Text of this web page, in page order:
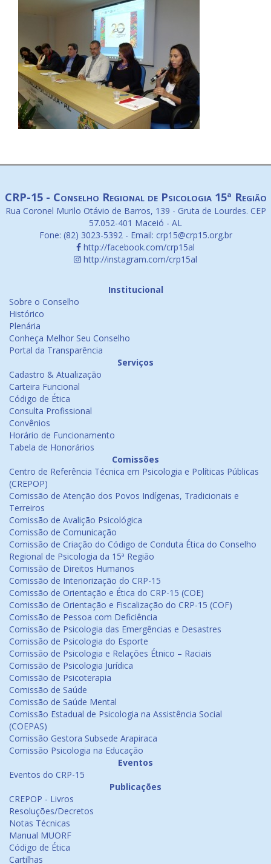
CRP-15 - Conselho Regional de Psicologia 15ª Região
Rua Coronel Murilo Otávio de Barros, 139 - Gruta de Lourdes. CEP
57.052-401 Maceió - AL
Fone: (82) 3023-5392 - Email: crp15@crp15.org.br
http://facebook.com/crp15al
http://instagram.com/crp15al
Institucional
Sobre o Conselho
Histórico
Plenária
Conheça Melhor Seu Conselho
Portal da Transparência
Serviços
Cadastro & Atualização
Carteira Funcional
Código de Ética
Consulta Profissional
Convênios
Horário de Funcionamento
Tabela de Honorários
Comissões
Centro de Referência Técnica em Psicologia e Políticas Públicas
(CREPOP)
Comissão de Atenção dos Povos Indígenas, Tradicionais e
Terreiros
Comissão de Avalição Psicológica
Comissão de Comunicação
Comissão de Criação do Código de Conduta Ética do Conselho
Regional de Psicologia da 15ª Região
Comissão de Direitos Humanos
Comissão de Interiorização do CRP-15
Comissão de Orientação e Ética do CRP-15 (COE)
Comissão de Orientação e Fiscalização do CRP-15 (COF)
Comissão de Pessoa com Deficiência
Comissão de Psicologia das Emergências e Desastres
Comissão de Psicologia do Esporte
Comissão de Psicologia e Relações Étnico – Raciais
Comissão de Psicologia Jurídica
Comissão de Psicoterapia
Comissão de Saúde
Comissão de Saúde Mental
Comissão Estadual de Psicologia na Assistência Social
(COEPAS)
Comissão Gestora Subsede Arapiraca
Comissão Psicologia na Educação
Eventos
Eventos do CRP-15
Publicações
CREPOP - Livros
Resoluções/Decretos
Notas Técnicas
Manual MUORF
Código de Ética
Cartilhas